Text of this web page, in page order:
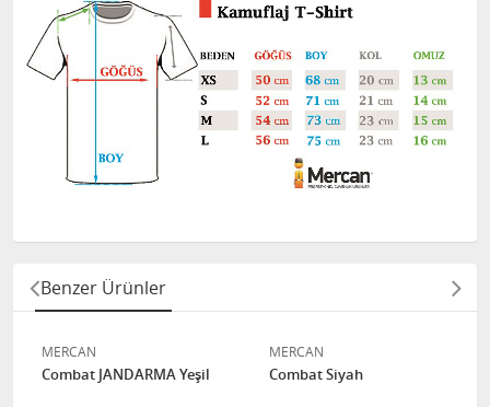
Benzer Ürünler
MERCAN
Combat JANDARMA Yeşil
MERCAN
Combat Siyah